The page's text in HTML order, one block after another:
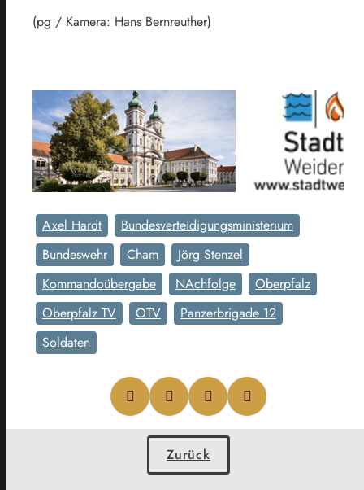
(pg / Kamera: Hans Bernreuther)
Axel Hardt
Bundesverteidigungsministerium
Bundeswehr
Cham
Jörg Stenzel
Kommandoübergabe
NAchfolge
Oberpfalz
Oberpfalz TV
OTV
Panzerbrigade 12
Soldaten
Zurück